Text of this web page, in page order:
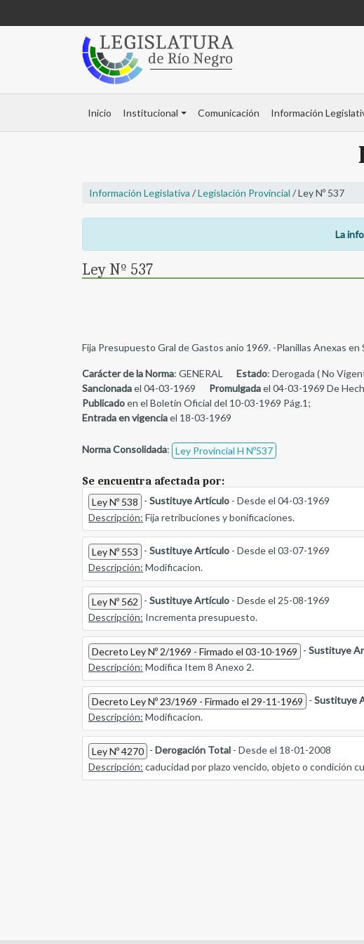
Inicio Institucional Comunicación Información
Información Legislativa /Legislación Provincial / Ley Nº 537
La
Ley Nº 537
Fija Presupuesto Gral de Gastos anio 1969. -Planillas Anexas
Carácter de la Norma: GENERAL Estado: Derogada ( No
Sancionadael 04-03-1969 Promulgadael 04-03-1969 De
Publicadoen el Boletín Oficial del 10-03-1969 Pág.1;
Entrada en vigenciael 18-03-1969
Norma Consolidada: Ley Provincial H Nº537
Se encuentra afectada por:
Ley Nº 538 - Sustituye Artículo - Desde el 04-03-1969
Descripción: Fija retribuciones y bonificaciones.
Ley Nº 553 - Sustituye Artículo - Desde el 03-07-1969
Descripción: Modificacion.
Ley Nº 562 - Sustituye Artículo - Desde el 25-08-1969
Descripción: Incrementa presupuesto.
Decreto Ley Nº 2/1969 - Firmado el 03-10-1969 - Sustituye
Descripción: Modifica Item 8 Anexo 2.
Decreto Ley Nº 23/1969 - Firmado el 29-11-1969 - Sustituye
Descripción: Modificacion.
Ley Nº 4270 - Derogación Total - Desde el 18-01-2008
Descripción: caducidad por plazo vencido, objeto o condición